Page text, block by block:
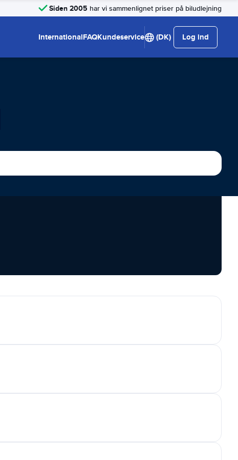
Siden 2005 har vi sammenlignet priser på biludlejning
InternationalFAQKundeservice (DK) Log ind